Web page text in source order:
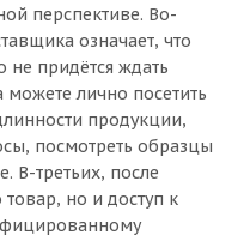
перспективе. Во-
означает, что
не придётся ждать
лично посетить
продукции,
посмотреть образцы
В-третьих, после
но и доступ к